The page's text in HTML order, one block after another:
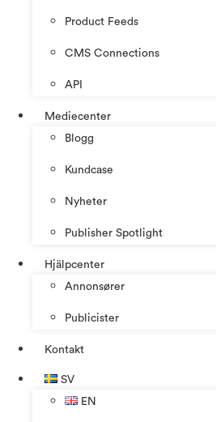
Product Feeds
CMS Connections
API
Mediecenter
Blogg
Kundcase
Nyheter
Publisher Spotlight
Hjälpcenter
Annonsører
Publicister
Kontakt
SV
EN